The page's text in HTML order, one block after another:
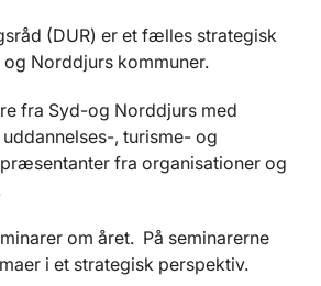
(DUR) er et fælles strategisk
Norddjurs kommuner.
fra Syd-og Norddjurs med
, turisme- og
fra organisationer og
om året. På seminarerne
i et strategisk perspektiv.